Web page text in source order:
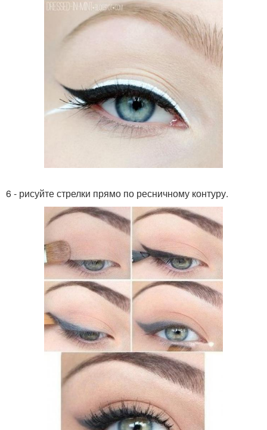
6 - рисуйте стрелки прямо по ресничному контуру.